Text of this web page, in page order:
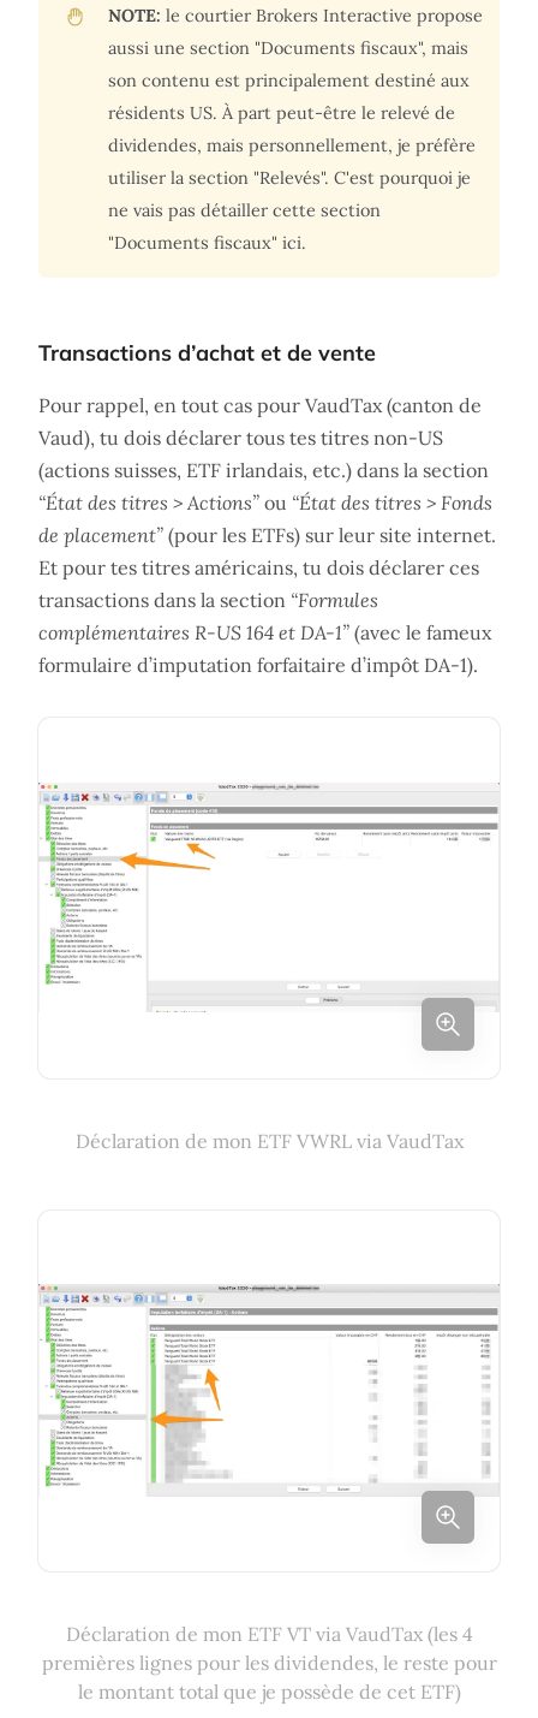
NOTE: le courtier Brokers Interactive propose
aussi une section "Documents fiscaux", mais
son contenu est principalement destiné aux
résidents US. À part peut-être le relevé de
dividendes, mais personnellement, je préfère
utiliser la section "Relevés". C'est pourquoi je
ne vais pas détailler cette section
"Documents fiscaux" ici.
Transactions d’achat et de vente
Pour rappel, en tout cas pour VaudTax (canton de
Vaud), tu dois déclarer tous tes titres non-US
(actions suisses, ETF irlandais, etc.) dans la section
“État des titres > Actions” ou “État des titres > Fonds
de placement” (pour les ETFs) sur leur site internet.
Et pour tes titres américains, tu dois déclarer ces
transactions dans la section “Formules
complémentaires R-US 164 et DA-1” (avec le fameux
formulaire d’imputation forfaitaire d’impôt DA-1).
Déclaration de mon ETF VWRL via VaudTax
Déclaration de mon ETF VT via VaudTax (les 4
premières lignes pour les dividendes, le reste pour
le montant total que je possède de cet ETF)